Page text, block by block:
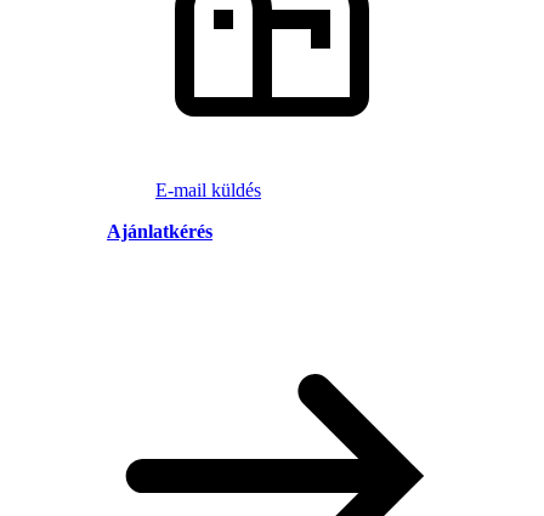
E-mail küldés
Ajánlatkérés